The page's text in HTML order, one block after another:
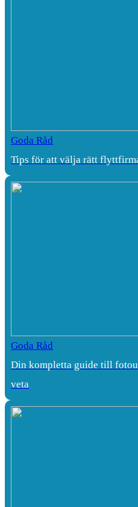
Goda Råd
Tips för att välja rätt
Goda Råd
Din kompletta guide till
veta